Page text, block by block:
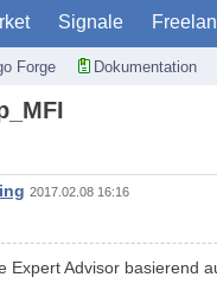
Signale
Forge Dokumentation
2017.02.08 16:16
Expert Advisor basierend